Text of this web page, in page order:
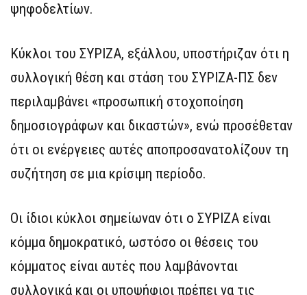
ψηφοδελτίων.
Κύκλοι του ΣΥΡΙΖΑ, εξάλλου, υποστήριζαν ότι η
συλλογική θέση και στάση του ΣΥΡΙΖΑ-ΠΣ δεν
περιλαμβάνει «προσωπική στοχοποίηση
δημοσιογράφων και δικαστών», ενώ προσέθεταν
ότι οι ενέργειες αυτές αποπροσανατολίζουν τη
συζήτηση σε μια κρίσιμη περίοδο.
Οι ίδιοι κύκλοι σημείωναν ότι ο ΣΥΡΙΖΑ είναι
κόμμα δημοκρατικό, ωστόσο οι θέσεις του
κόμματος είναι αυτές που λαμβάνονται
συλλογικά και οι υποψήφιοι πρέπει να τις